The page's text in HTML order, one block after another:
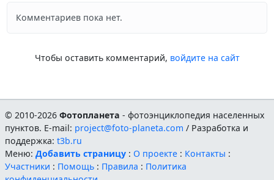
Комментариев пока нет.
Чтобы оставить комментарий, войдите на сайт
© 2010-2026Фотопланета - фотоэнциклопедия населенных
пунктов. E-mail: project@foto-planeta.com / Разработка и
поддержка:t3b.ru
Меню:Добавить страницу : О проекте : Контакты :
Участники : Помощь : Правила : Политика